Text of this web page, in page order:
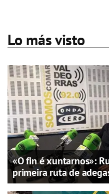
Lo más visto
«O fin é xuntarnos»:
primeira ruta de